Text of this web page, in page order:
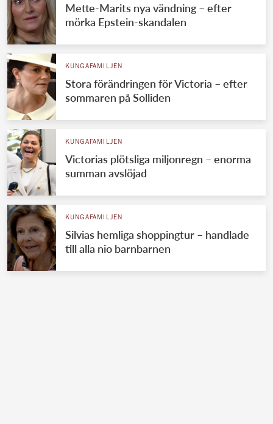
Mette-Marits nya vändning – efter
mörka Epstein-skandalen
KUNGAFAMILJEN
Stora förändringen för Victoria – efter
sommaren på Solliden
KUNGAFAMILJEN
Victorias plötsliga miljonregn – enorma
summan avslöjad
KUNGAFAMILJEN
Silvias hemliga shoppingtur – handlade
till alla nio barnbarnen